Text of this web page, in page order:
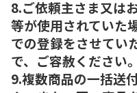
8.ご依頼主さま又は
等が使用されていた
での登録をさせてい
で、ご容赦ください。
9.複数商品の一括送